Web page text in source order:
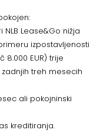
Lease&Go nižja
izpostavljenosti
8.000 EUR) trije
treh mesecih
ali pokojninski
kreditiranja.